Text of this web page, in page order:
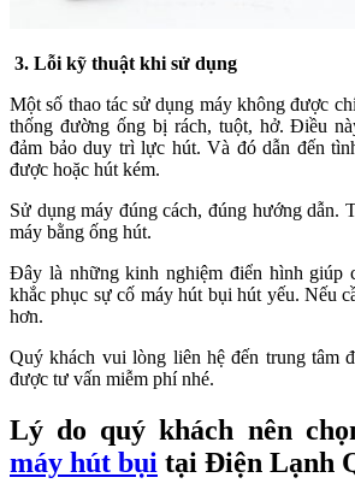
3. Lỗi kỹ thuật khi sử dụng
Một số thao tác sử dụng máy không được
thống đường ống bị rách, tuột, hở. Điều
đảm bảo duy trì lực hút. Và đó dẫn đến
được hoặc hút kém.
Sử dụng máy đúng cách, đúng hướng dẫn.
máy bằng ống hút.
Đây là những kinh nghiệm điển hình giúp
khắc phục sự cố máy hút bụi hút yếu. Nếu
hơn.
Quý khách vui lòng liên hệ đến trung tâm
được tư vấn miễm phí nhé.
Lý do quý khách nên
máy hút bụi tại Điện Lạnh